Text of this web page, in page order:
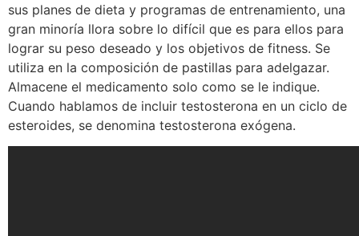
sus planes de dieta y programas de entrenamiento, una
gran minoría llora sobre lo difícil que es para ellos para
lograr su peso deseado y los objetivos de fitness. Se
utiliza en la composición de pastillas para adelgazar.
Almacene el medicamento solo como se le indique.
Cuando hablamos de incluir testosterona en un ciclo de
esteroides, se denomina testosterona exógena.